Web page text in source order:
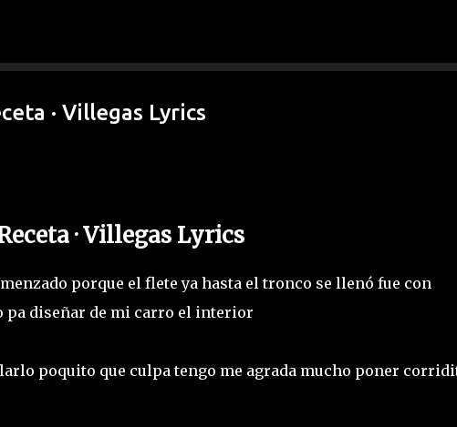
· Villegas Lyrics
· Villegas Lyrics
porque el flete ya hasta el tronco se llenó fue con
pa diseñar de mi carro el interior
poquito que culpa tengo me agrada mucho poner